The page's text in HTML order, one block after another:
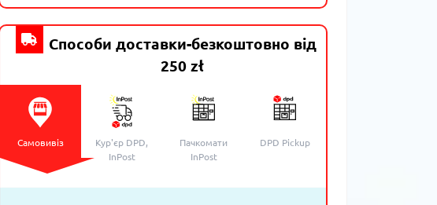
Способи доставки-безкоштовно від
250 zł
Самовивіз
Кур'єр DPD,
InPost
Пачкомати
InPost
DPD Pickup